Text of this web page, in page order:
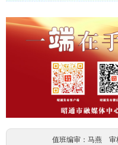
值班编审：马燕 审